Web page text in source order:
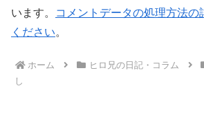
います。
コメントデータの処理方法の
ください。
ホーム ヒロ兄の日記・コラム
し